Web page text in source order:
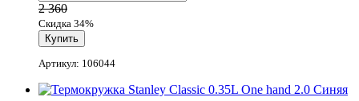
2 360
Скидка 34%
Артикул: 106044